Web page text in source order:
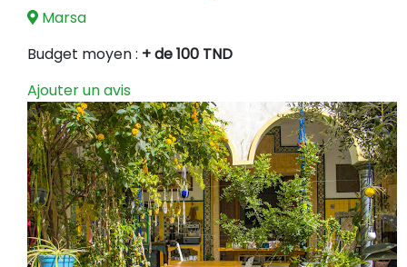
Marsa
Budget moyen : + de 100 TND
Ajouter un avis